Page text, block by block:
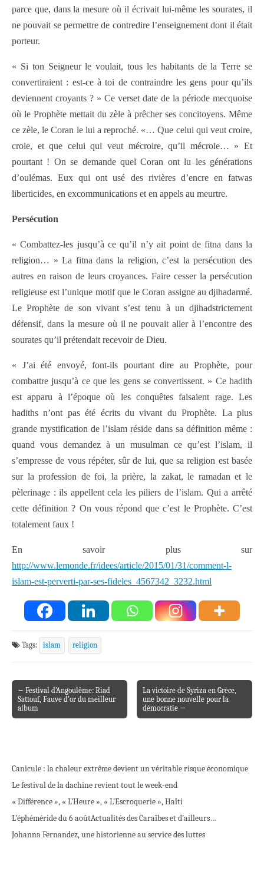
parce que, dans la mesure où il écrivait lui-même les sourates, il
ne pouvait se permettre de contredire l’enseignement dont il était
porteur.
« Si ton Seigneur le voulait, tous les habitants de la Terre se
convertiraient : est-ce à toi de contraindre les gens pour qu’ils
deviennent croyants ? » Ce verset date de la période mecquoise
où le Prophète mettait du zèle à prêcher ses concitoyens. Même
ce zèle, le Coran le lui a reproché. «… Que celui qui veut croire,
croie, et que celui qui veut mécroire, qu’il mécroie… » Et
pourtant ! On se demande quel Coran ont lu les générations
d’oulémas. Eux qui ont usé des rivières d’encre en fatwas
liberticides, en excommunications et en appels au meurtre.
Persécution
« Combattez-les jusqu’à ce qu’il n’y ait point de fitna dans la
religion… » La fitna dans la religion, c’est la persécution des
autres en raison de leurs croyances. Faire cesser la persécution
religieuse est l’unique motif que le Coran assigne au djihadarmé.
Le Prophète de son vivant s’est tenu à un djihadstrictement
défensif, dans la mesure où il ne pouvait aller à l’encontre des
sourates qu’il prétendait recevoir de Dieu.
« J’ai été envoyé, font-ils pourtant dire au Prophète, pour
combattre jusqu’à ce que les gens se convertissent. » Ce hadith
est apparu à l’époque où les conquêtes faisaient rage. Les
hadiths n’ont pas été écrits du vivant du Prophète. La plus
grande mystification de l’islam réside dans sa définition même :
quand vous demandez à un musulman ce qu’est l’islam, il
s’empresse de vous répéter, sûr de lui, que sa religion est basée
sur la profession de foi, la prière, la zakat, le ramadan et le
pèlerinage : ils appellent cela les piliers de l’islam. Qui a arrêté
cette définition ? On vous répond que c’est le Prophète. C’est
totalement faux !
En savoir plus sur
http://www.lemonde.fr/idees/article/2015/01/31/comment-l-
islam-est-perverti-par-ses-fideles_4567342_3232.html
Tags: islam religion
Post navigation
← Festival d’Angoulême: Riad
Sattouf, Fauve d’or du meilleur
album
La victoire de Syriza en Grèce,
une bonne nouvelle pour la
démocratie →
Canicule : la chaleur extrême devient un véritable risque économique
Le festival de la dachine revient tout le week-end
« Différence », « L’Heure », « L’Escroquerie », Haïti
L’éphéméride du 6 aoûtActualités des Caraïbes et d’ailleurs…
Johanna Fernandez, une historienne au service des luttes